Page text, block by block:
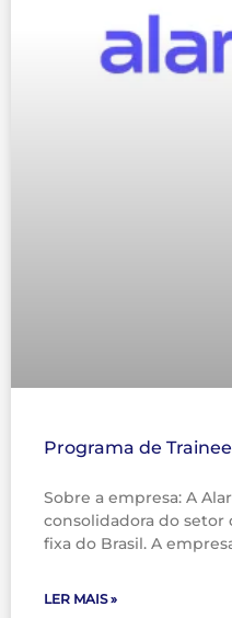
Programa de
Sobre a empresa: A
consolidadora do
fixa do Brasil. A
LER MAIS »